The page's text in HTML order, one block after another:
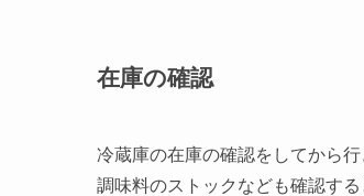
在庫の確認
冷蔵庫の在庫の確認をしてから行
調味料のストックなども確認する